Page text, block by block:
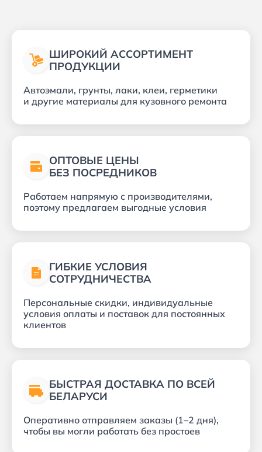
ШИРОКИЙ АССОРТИМЕНТ
ПРОДУКЦИИ
Автоэмали, грунты, лаки, клеи, герметики
и другие материалы для кузовного ремонта
ОПТОВЫЕ ЦЕНЫ
БЕЗ ПОСРЕДНИКОВ
Работаем напрямую с производителями,
поэтому предлагаем выгодные условия
ГИБКИЕ УСЛОВИЯ
СОТРУДНИЧЕСТВА
Персональные скидки, индивидуальные
условия оплаты и поставок для постоянных
клиентов
БЫСТРАЯ ДОСТАВКА ПО ВСЕЙ
БЕЛАРУСИ
Оперативно отправляем заказы (1–2 дня),
чтобы вы могли работать без простоев